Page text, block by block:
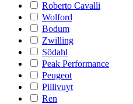
Roberto Cavalli
Wolford
Bodum
Zwilling
Södahl
Peak Performance
Peugeot
Pillivuyt
Ren